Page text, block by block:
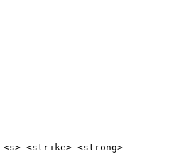
<strike> <strong>